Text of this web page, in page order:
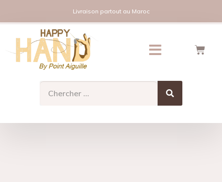
Livraison partout au Maroc